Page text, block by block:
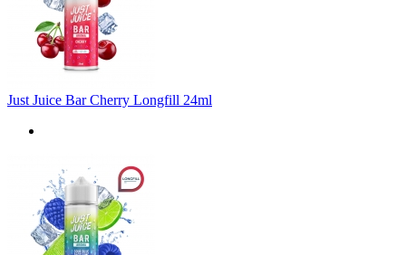
Just Juice Bar Cherry Longfill 24ml